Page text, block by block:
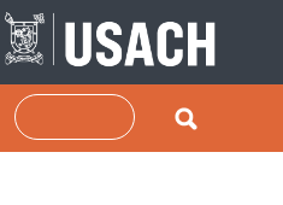
Pasar al contenido principal
Buscar